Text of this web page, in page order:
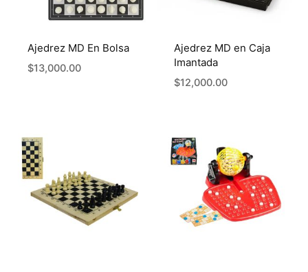
Ajedrez MD En Bolsa
$13,000.00
Ajedrez MD en Caja
Imantada
$12,000.00